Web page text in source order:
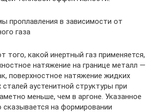
проплавления в зависимости от
газа
того, какой инертный газ применяется,
натяжение на границе металл —
поверхностное натяжение жидких
аустенитной структуры при
меньше, чем в аргоне. Указанное
сказывается на формировании